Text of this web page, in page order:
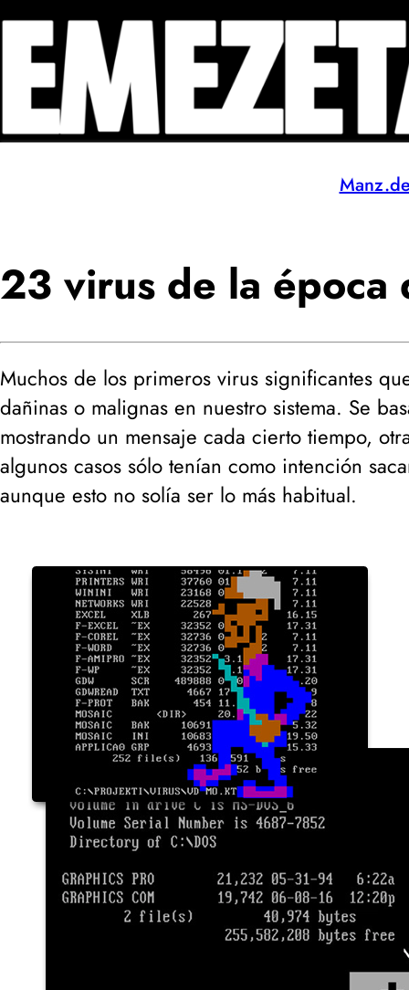
23 virus de la época
Muchos de los primeros virus significantes
dañinas o malignas en nuestro sistema. Se
mostrando un mensaje cada cierto tiempo,
algunos casos sólo tenían como intención
aunque esto no solía ser lo más habitual.